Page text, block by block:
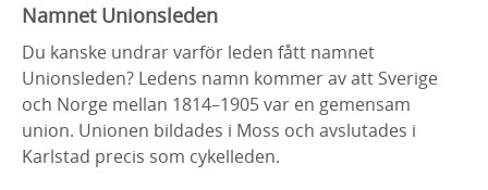
Namnet Unionsleden
Du kanske undrar varför leden fått namnet
Unionsleden? Ledens namn kommer av att Sverige
och Norge mellan 1814–1905 var en gemensam
union. Unionen bildades i Moss och avslutades i
Karlstad precis som cykelleden.